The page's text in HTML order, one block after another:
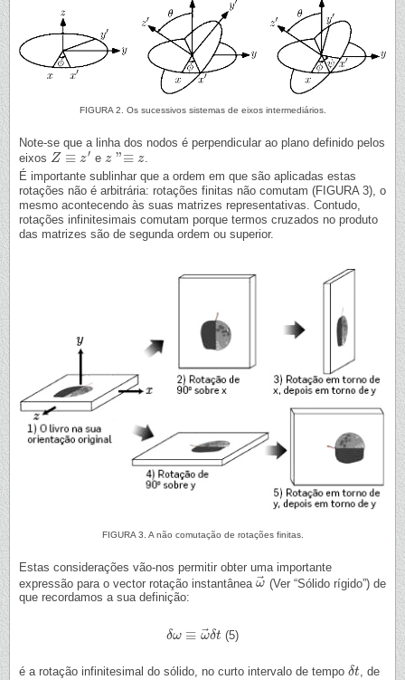
FIGURA 2. Os sucessivos sistemas de eixos intermediários.
Note-se que a linha dos nodos é perpendicular ao plano definido pelos
eixos Z ≡ z′
Z≡ z′ ez "≡ z
z"≡ z
.
É importante sublinhar que a ordem em que são aplicadas estas
rotações não é arbitrária: rotações finitas não comutam (FIGURA 3), o
mesmo acontecendo às suas matrizes representativas. Contudo,
rotações infinitesimais comutam porque termos cruzados no produto
das matrizes são de segunda ordem ou superior.
FIGURA 3. A não comutação de rotações finitas.
Estas considerações vão-nos permitir obter uma importante
expressão para o vector rotação instantânea ω⃗
ω →
(Ver “Sólido rígido”) de
que recordamos a sua definição:
δω ≡ ω⃗δt
δω≡ω →δt (5)
é a rotação infinitesimal do sólido, no curto intervalo de tempo δt
δt , de